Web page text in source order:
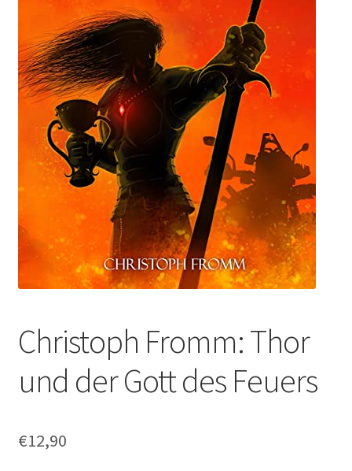
Christoph Fromm: Thor
und der Gott des Feuers
€12,90